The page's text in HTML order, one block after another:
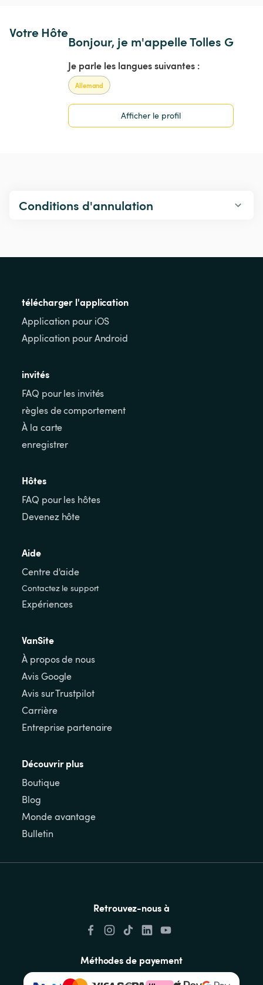
Votre Hôte
Bonjour, je m'appelle Tolles G
Je parle les langues suivantes :
Allemand
Afficher le profil
Conditions d'annulation
télécharger l'application
Application pour iOS
Application pour Android
invités
FAQ pour les invités
règles de comportement
À la carte
enregistrer
Hôtes
FAQ pour les hôtes
Devenez hôte
Aide
Centre d'aide
Contactez le support
Expériences
VanSite
À propos de nous
Avis Google
Avis sur Trustpilot
Carrière
Entreprise partenaire
Découvrir plus
Boutique
Blog
Monde avantage
Bulletin
Retrouvez-nous à
Méthodes de payement